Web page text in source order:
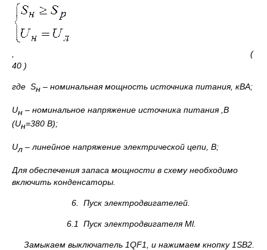
, (
40 )
где Sн – номинальная мощность источника питания, кВА;
Uн – номинальное напряжение источника питания ,В
(Uн=380 В);
Uл – линейное напряжение электрической цепи, В;
Для обеспечения запаса мощности в схему необходимо
включить конденсаторы.
6. Пуск электродвигателей.
6.1 Пуск электродвигателяMl.
Замыкаем выключатель 1QF1, и нажимаем кнопку 1SB2.